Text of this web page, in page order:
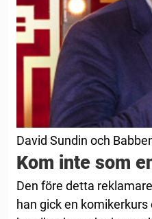
David Sundin och
Kom inte som
Den före detta
han gick en